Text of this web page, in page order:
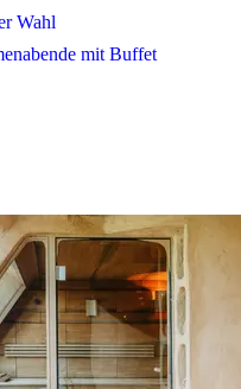
Wahl
mit Buffet